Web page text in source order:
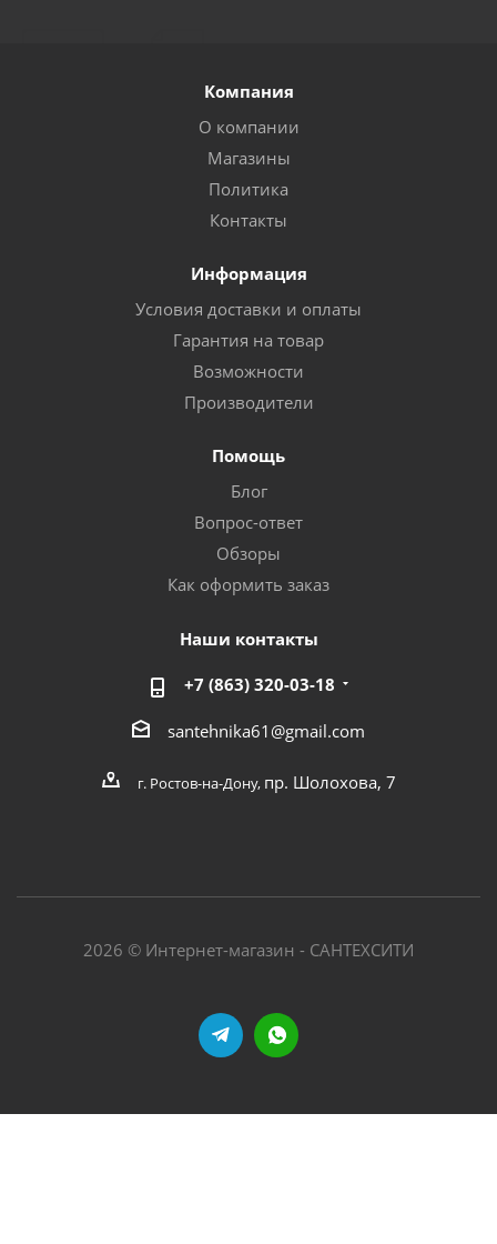
Компания
О компании
Магазины
Политика
Контакты
Информация
Условия доставки и оплаты
Гарантия на товар
Возможности
Производители
Помощь
Блог
Вопрос-ответ
Обзоры
Как оформить заказ
Наши контакты
+7 (863) 320-03-18
santehnika61@gmail.com
г. Ростов-на-Дону, пр. Шолохова, 7
2026 © Интернет-магазин - САНТЕХСИТИ